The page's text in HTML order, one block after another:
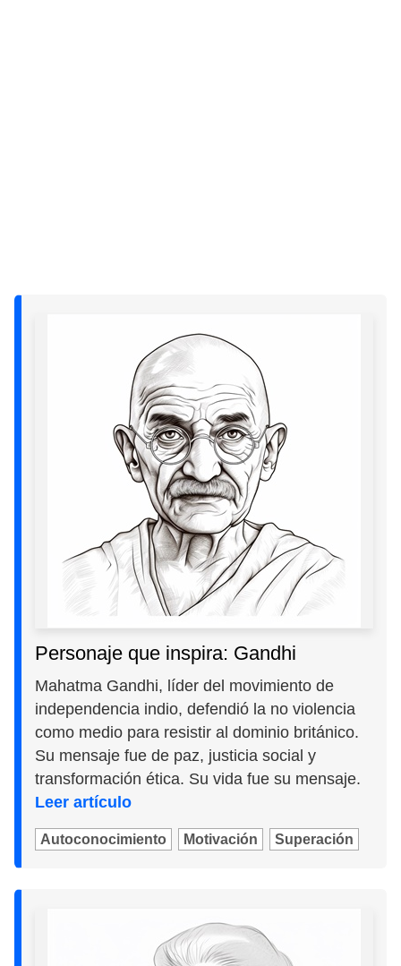
Personaje que inspira: Gandhi
Mahatma Gandhi, líder del movimiento de
independencia indio, defendió la no violencia
como medio para resistir al dominio británico.
Su mensaje fue de paz, justicia social y
transformación ética. Su vida fue su mensaje.
Leer artículo
Autoconocimiento Motivación Superación